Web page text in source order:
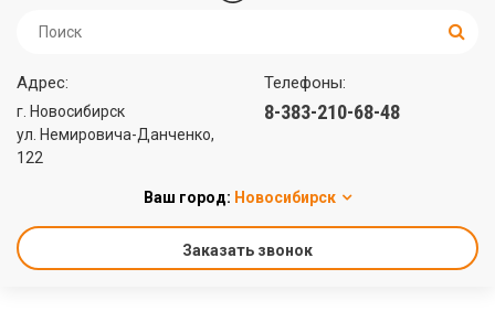
Адрес:
г. Новосибирск
ул. Немировича-Данченко,
122
Телефоны:
8-383-210-68-48
Ваш город: Новосибирск
Заказать звонок